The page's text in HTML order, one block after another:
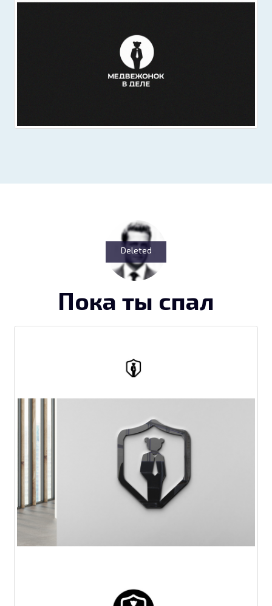
Deleted
Пока ты спал